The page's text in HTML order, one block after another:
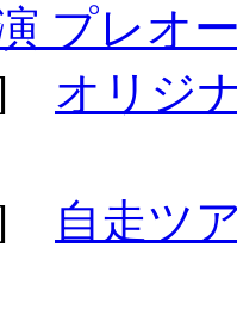
プレオ
オリジ
自走ツ